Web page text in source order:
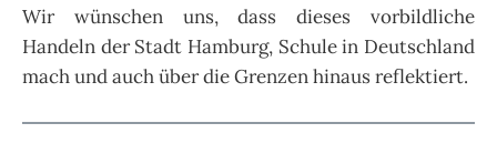
Wir wünschen uns, dass dieses vorbildliche
Handeln der Stadt Hamburg, Schule in Deutschland
mach und auch über die Grenzen hinaus reflektiert.